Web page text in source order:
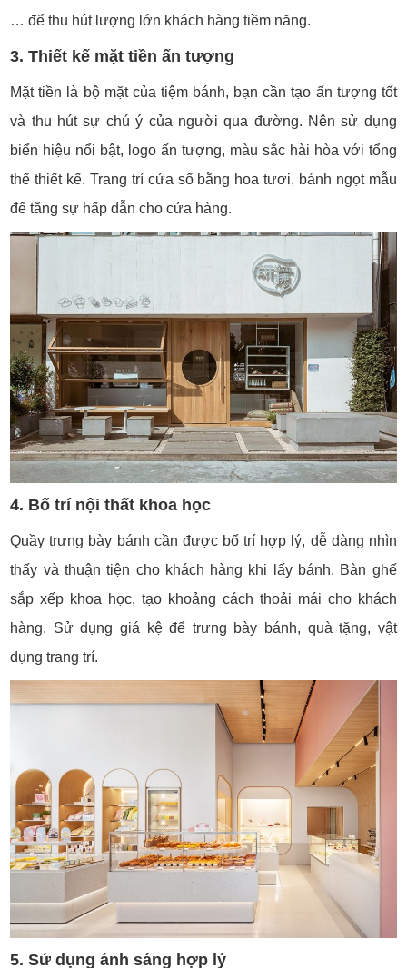
… để thu hút lượng lớn khách hàng tiềm năng.
3. Thiết kế mặt tiền ấn tượng
Mặt tiền là bộ mặt của tiệm bánh, bạn cần tạo ấn tượng tốt
và thu hút sự chú ý của người qua đường. Nên sử dụng
biển hiệu nổi bật, logo ấn tượng, màu sắc hài hòa với tổng
thể thiết kế. Trang trí cửa sổ bằng hoa tươi, bánh ngọt mẫu
để tăng sự hấp dẫn cho cửa hàng.
4. Bố trí nội thất khoa học
Quầy trưng bày bánh cần được bố trí hợp lý, dễ dàng nhìn
thấy và thuận tiện cho khách hàng khi lấy bánh. Bàn ghế
sắp xếp khoa học, tạo khoảng cách thoải mái cho khách
hàng. Sử dụng giá kệ để trưng bày bánh, quà tặng, vật
dụng trang trí.
5. Sử dụng ánh sáng hợp lý